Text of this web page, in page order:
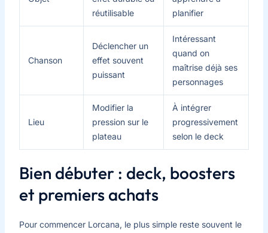
réutilisable
planifier
Chanson
Déclencher un
effet souvent
puissant
Intéressant
quand on
maîtrise déjà ses
personnages
Lieu
Modifier la
pression sur le
plateau
À intégrer
progressivement
selon le deck
Bien débuter : deck, boosters
et premiers achats
Pour commencer Lorcana, le plus simple reste souvent le